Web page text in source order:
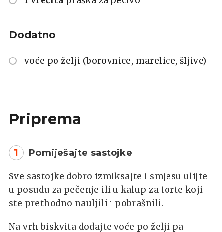
Dodatno
voće po želji (borovnice, marelice, šljive)
Priprema
1 Pomiješajte sastojke
Sve sastojke dobro izmiksajte i smjesu ulijte
u posudu za pečenje ili u kalup za torte koji
ste prethodno nauljili i pobrašnili.
Na vrh biskvita dodajte voće po želji pa